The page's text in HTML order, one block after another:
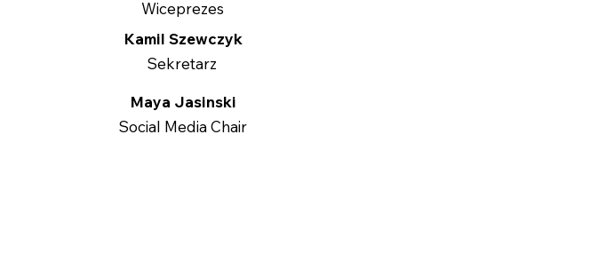
Wiceprezes
Kamil Szewczyk
Sekretarz
Maya Jasinski
Social Media Chair